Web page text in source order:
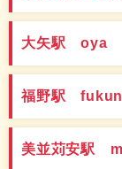
大矢駅 oya
福野駅
美並苅安駅